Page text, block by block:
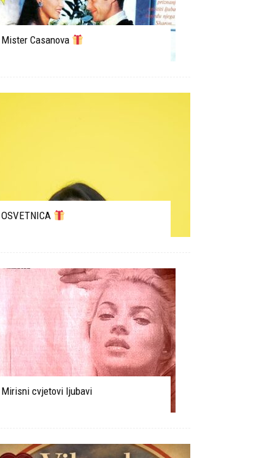
Mister Casanova
OSVETNICA
Mirisni cvjetovi ljubavi